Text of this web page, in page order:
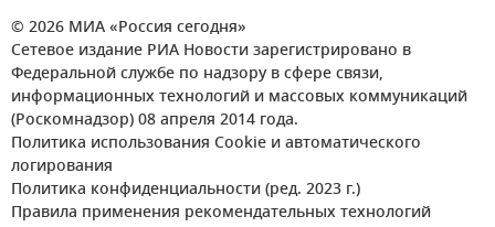
© 2026 МИА «Россия сегодня»
Сетевое издание РИА Новости зарегистрировано в
Федеральной службе по надзору в сфере связи,
информационных технологий и массовых коммуникаций
(Роскомнадзор) 08 апреля 2014 года.
Политика использования Cookie и автоматического
логирования
Политика конфиденциальности (ред. 2023 г.)
Правила применения рекомендательных технологий